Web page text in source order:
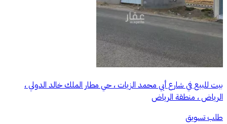
بيت للبيع في شارع أبي محمد الزيات ، حي مطار الملك خالد الدولي ،
الرياض ، منطقة الرياض
طلب تسويق